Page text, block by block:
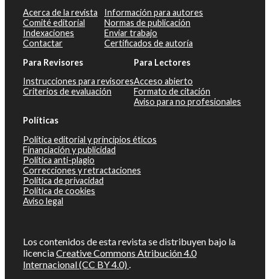
Acerca de la revista
Comité editorial
Indexaciones
Contactar
Información para autores
Normas de publicación
Enviar trabajo
Certificados de autoría
Para Revisores
Instrucciones para revisores
Criterios de evaluación
Para Lectores
Acceso abierto
Formato de citación
Aviso para no profesionales
Políticas
Política editorial y principios éticos
Financiación y publicidad
Política anti-plagio
Correcciones y retractaciones
Política de privacidad
Política de cookies
Aviso legal
Los contenidos de esta revista se distribuyen bajo la
licenciaCreative Commons Atribución 4.0
Internacional (CC BY 4.0) .